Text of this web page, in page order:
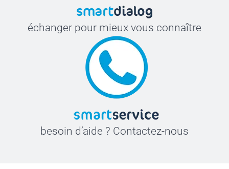
échanger pour mieux vous connaître
besoin d’aide ? Contactez-nous